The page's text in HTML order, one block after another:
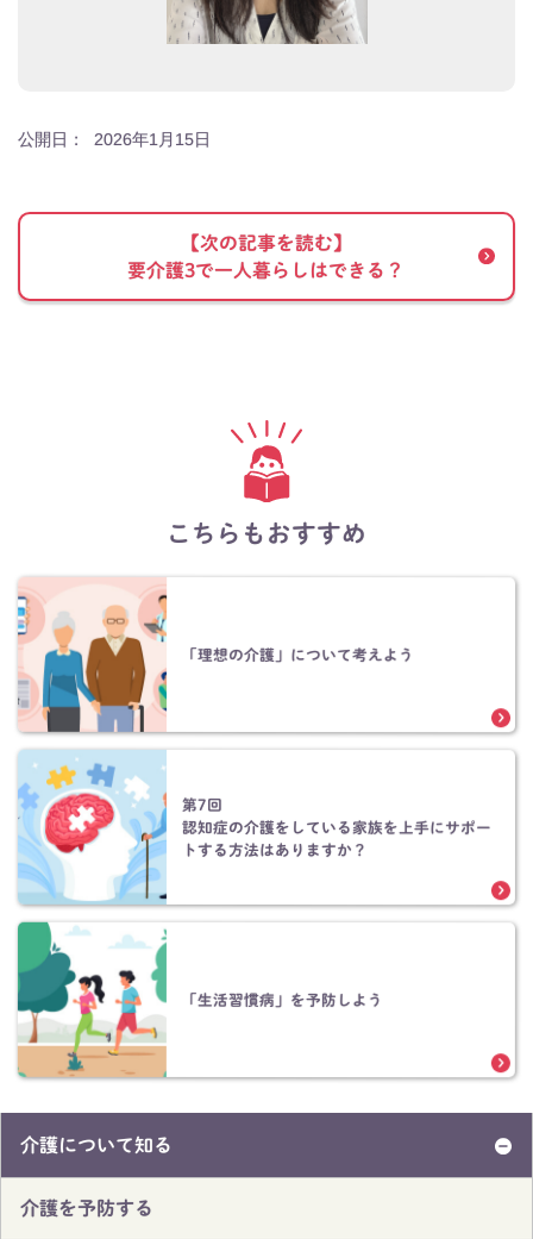
公開日： 2026年1月15日
【次の記事を読む】
要介護3で一人暮らしはできる？
こちらもおすすめ
「理想の介護」について考えよう
第7回
認知症の介護をしている家族を上手にサポー
トする方法はありますか？
「生活習慣病」を予防しよう
介護について知る
介護を予防する